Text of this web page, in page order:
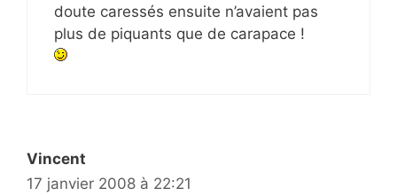
doute caressés ensuite n’avaient pas
plus de piquants que de carapace !
Vincent
17 janvier 2008 à 22:21